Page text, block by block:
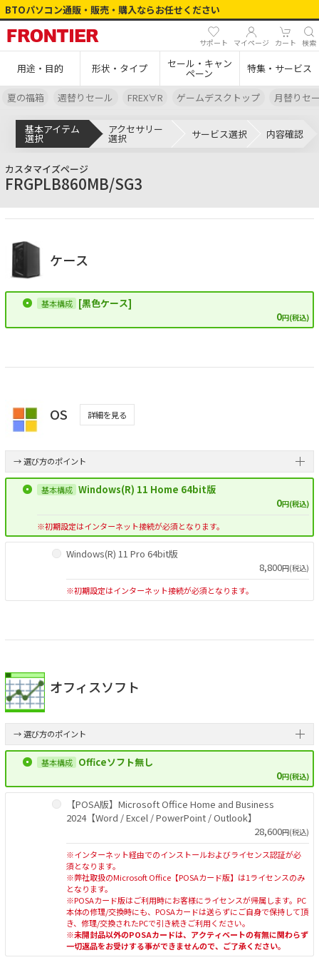
BTOパソコン通販・販売・購入ならお任せください
サポート マイページ カート 検索
用途・目的 形状・タイプ セール・キャン
ペーン 特集・サービス
夏の福箱 週替りセール FREX∀R ゲームデスクトップ 月替りセ
基本アイテム
選択
アクセサリー
選択 サービス選択 内容確認
カスタマイズページ
FRGPLB860MB/SG3
ケース
[黒色ケース]
0円(税込)
OS 詳細を見る
→ 選び方のポイント
Windows(R) 11 Home 64bit版
0円(税込)
※初期設定はインターネット接続が必須となります。
Windows(R) 11 Pro 64bit版
8,800円(税込)
※初期設定はインターネット接続が必須となります。
オフィスソフト
→ 選び方のポイント
Officeソフト無し
0円(税込)
【POSA版】Microsoft Office Home and Business
2024【Word / Excel / PowerPoint / Outlook】
28,600円(税込)
※インターネット経由でのインストールおよびライセンス認証が必
須となります。
※弊社取扱のMicrosoft Office【POSAカード版】は1ライセンスのみ
となります。
※POSAカード版はご利用時にお客様にライセンスが帰属します。PC
本体の修理/交換時にも、POSAカードは送らずにご自身で保持して頂
き、修理/交換されたPCで引き続きご利用ください。
※未開封品以外のPOSAカードは、アクティベートの有無に関わらず
一切返品をお受けする事ができませんので、ご了承ください。